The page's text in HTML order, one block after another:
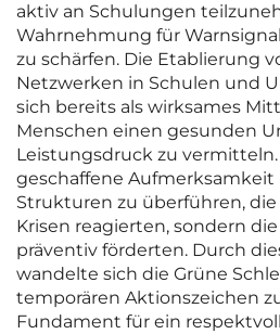
aktiv an Schulungen
Wahrnehmung für
zu schärfen. Die Etablierung
Netzwerken in Schulen und
sich bereits als wirksames
Menschen einen gesunden
Leistungsdruck zu vermitteln.
geschaffene Aufmerksamkeit
Strukturen zu überführen,
Krisen reagierten, sondern
präventiv förderten. Durch
wandelte sich die Grüne
temporären Aktionszeichen
Fundament für ein